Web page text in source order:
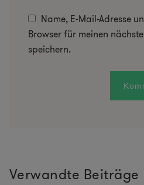
Name, E-Mail-Adresse
Browser für meinen
speichern.
Verwandte Beiträge